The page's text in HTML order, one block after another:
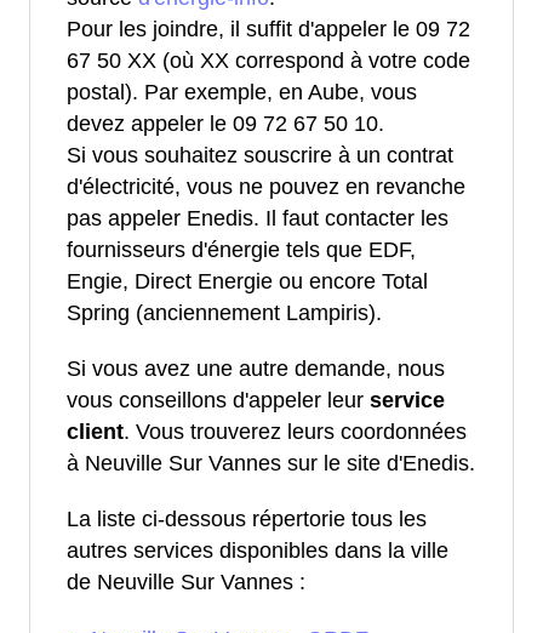
Pour les joindre, il suffit d'appeler le 09 72
67 50 XX (où XX correspond à votre code
postal). Par exemple, en Aube, vous
devez appeler le 09 72 67 50 10.
Si vous souhaitez souscrire à un contrat
d'électricité, vous ne pouvez en revanche
pas appeler Enedis. Il faut contacter les
fournisseurs d'énergie tels que EDF,
Engie, Direct Energie ou encore Total
Spring (anciennement Lampiris).
Si vous avez une autre demande, nous
vous conseillons d'appeler leur service
client. Vous trouverez leurs coordonnées
à Neuville Sur Vannes sur le site d'Enedis.
La liste ci-dessous répertorie tous les
autres services disponibles dans la ville
de Neuville Sur Vannes :